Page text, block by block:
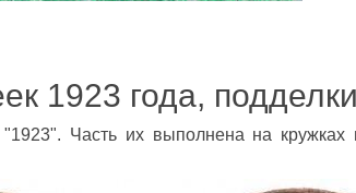
1923 года, подделки
Часть их выполнена на